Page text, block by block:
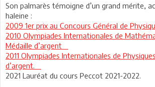
Son palmarès témoigne d’un grand mérite,
haleine :
2009 1er prix au Concours Général de
2010 Olympiades Internationales de
Médaille d’argent
2011 Olympiades Internationales de
d’argent.
2021 Lauréat du cours Peccot 2021-2022.